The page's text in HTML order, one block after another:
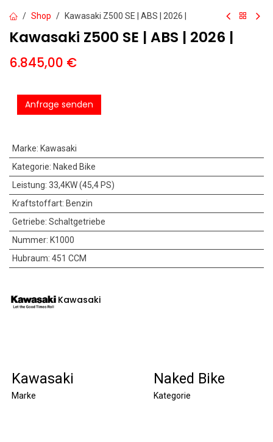
Shop Kawasaki Z500 SE | ABS | 2026 |
Kawasaki Z500 SE | ABS | 2026 |
6.845,00 €
Anfrage senden
Marke: Kawasaki
Kategorie: Naked Bike
Leistung: 33,4KW (45,4 PS)
Kraftstoffart: Benzin
Getriebe: Schaltgetriebe
Nummer: K1000
Hubraum: 451 CCM
Kawasaki
Kawasaki
Marke
Naked Bike
Kategorie